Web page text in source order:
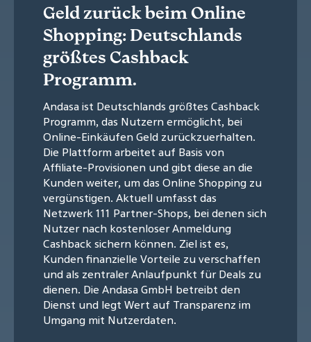
Geld zurück beim Online
Shopping: Deutschlands
größtes Cashback
Programm.
Andasa ist Deutschlands größtes Cashback
Programm, das Nutzern ermöglicht, bei
Online-Einkäufen Geld zurückzuerhalten.
Die Plattform arbeitet auf Basis von
Affiliate-Provisionen und gibt diese an die
Kunden weiter, um das Online Shopping zu
vergünstigen. Aktuell umfasst das
Netzwerk 111 Partner-Shops, bei denen sich
Nutzer nach kostenloser Anmeldung
Cashback sichern können. Ziel ist es,
Kunden finanzielle Vorteile zu verschaffen
und als zentraler Anlaufpunkt für Deals zu
dienen. Die Andasa GmbH betreibt den
Dienst und legt Wert auf Transparenz im
Umgang mit Nutzerdaten.